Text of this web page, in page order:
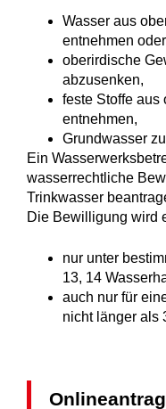
Wasser aus
entnehmen
oberirdische
abzusenken,
feste Stoffe aus
entnehmen,
Grundwasser
Ein
wasserrechtl iche
Trinkwasser
Die Bewilligung wird
nur unter
13, 14
auch nur für
nicht länger als